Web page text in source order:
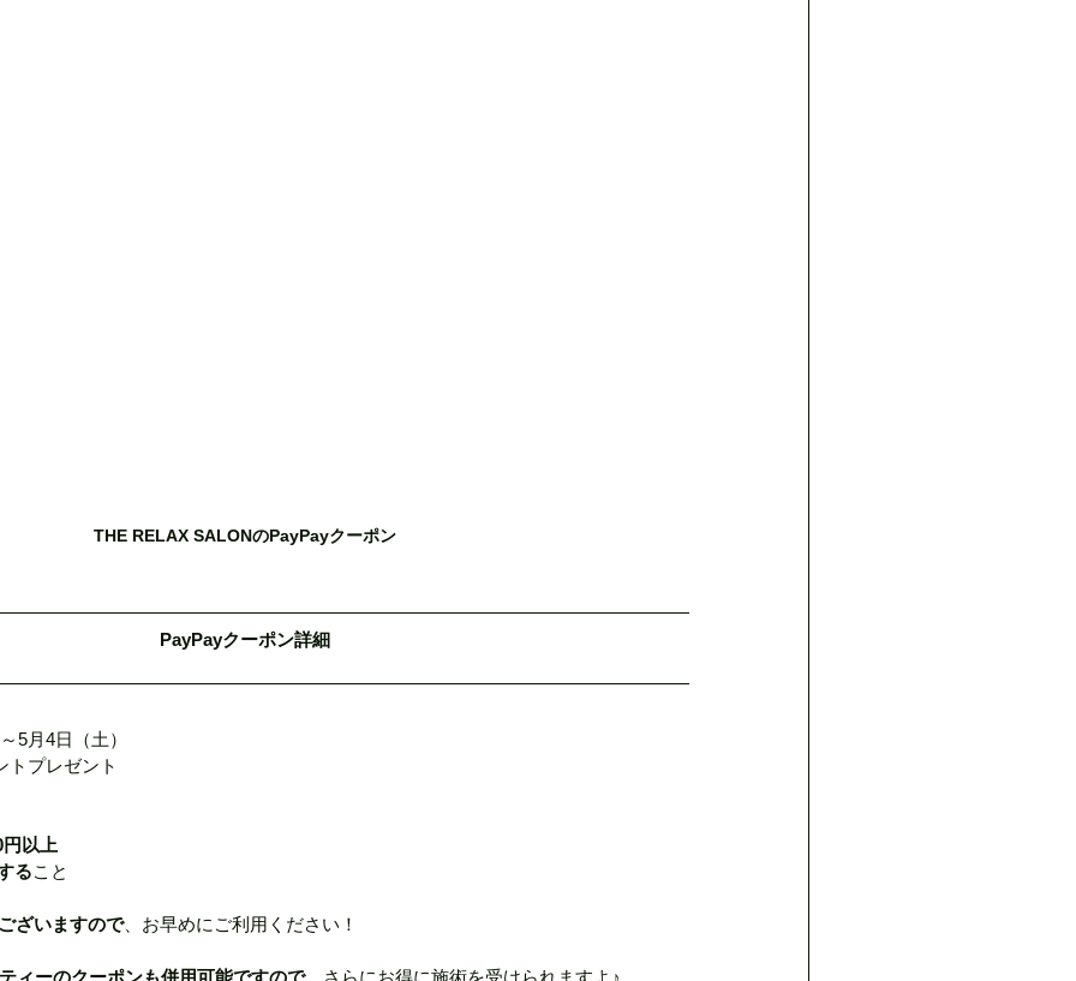
THE RELAX SALONのPayPayクーポン
PayPayクーポン詳細
5月4日（土）
トプレゼント
以上
ること
ざいますので、お早めにご利用ください！
ィーのクーポンも併用可能ですので、さらにお得に施術を受けられますよ♪